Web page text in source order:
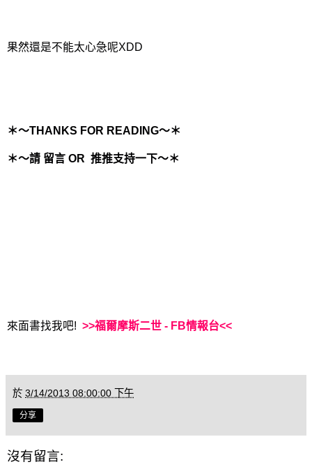
果然還是不能太心急呢XDD
＊～THANKS FOR READING～＊
＊～請 留言 OR 推推支持一下～＊
來面書找我吧! >>福爾摩斯二世 - FB情報台<<
於 3/14/2013 08:00:00 下午
分享
沒有留言: